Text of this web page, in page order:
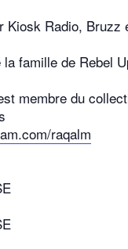
Kiosk Radio, Bruzz
famille de Rebel
membre du
raqalm